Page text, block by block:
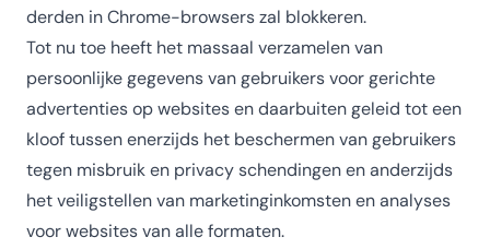
derden in Chrome-browsers zal blokkeren.
Tot nu toe heeft het massaal verzamelen van
persoonlijke gegevens van gebruikers voor gerichte
advertenties op websites en daarbuiten geleid tot een
kloof tussen enerzijds het beschermen van gebruikers
tegen misbruik en privacy schendingen en anderzijds
het veiligstellen van marketinginkomsten en analyses
voor websites van alle formaten.